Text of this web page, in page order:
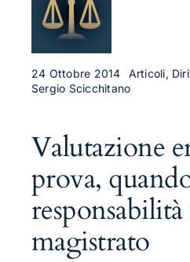
Approfondimenti
Contatti
24 Ottobre 2014
Articoli,
Sergio Scicchitano
Valutazione
prova,
magistrato